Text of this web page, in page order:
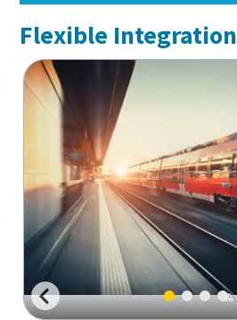
Flexible Integration